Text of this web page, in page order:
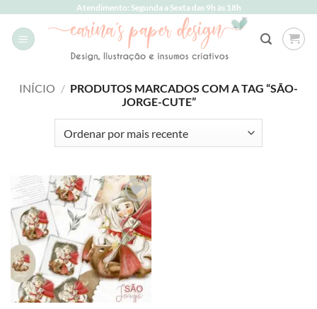
content
Atendimento: Segunda a Sexta das 9h às 18h
INÍCIO / PRODUTOS MARCADOS COM A TAG “SÃO-
JORGE-CUTE”
Add to
wishlist